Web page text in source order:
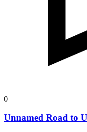
0
Unnamed Road to